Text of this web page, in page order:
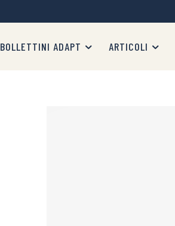
BOLLETTINI ADAPT ARTICOLI